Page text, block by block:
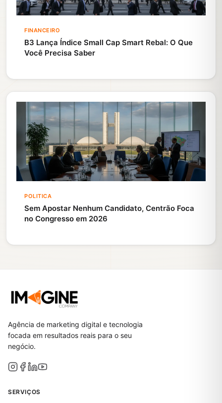
FINANCEIRO
B3 Lança Índice Small Cap Smart Rebal: O Que
Você Precisa Saber
POLITICA
Sem Apostar Nenhum Candidato, Centrão Foca
no Congresso em 2026
Agência de marketing digital e tecnologia
focada em resultados reais para o seu
negócio.
SERVIÇOS